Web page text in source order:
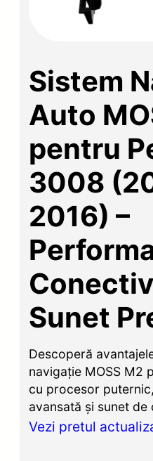
Sistem
Auto
pentru
3008
2016) –
Sunet
Descoperă
navigație MOSS M2
cu procesor
avansată și sunet
Vezi pretul